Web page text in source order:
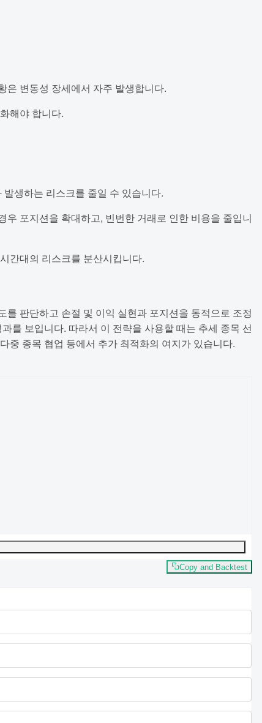
은 변동성 장세에서 자주 발생합니다.
해야 합니다.
생하는 리스크를 줄일 수 있습니다.
포지션을 확대하고, 빈번한 거래로 인한 비용을 줄입니
간대의 리스크를 분산시킵니다.
판단하고 손절 및 이익 실현과 포지션을 동적으로 조정
를 보입니다. 따라서 이 전략을 사용할 때는 추세 종목 선
중 종목 협업 등에서 추가 최적화의 여지가 있습니다.
Copy and Backtest